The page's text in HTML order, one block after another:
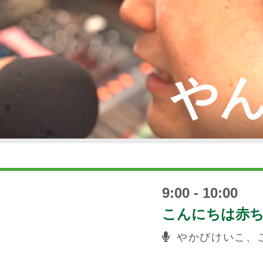
や
9:00 - 10:00
こんにちは赤
やかびけいこ、